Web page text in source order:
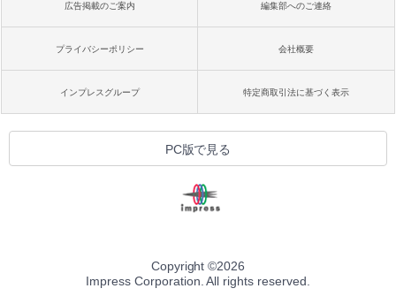
広告掲載のご案内 編集部へのご連絡
プライバシーポリシー 会社概要
インプレスグループ 特定商取引法に基づく表示
PC版で見る
Copyright ©2026
Impress Corporation. All rights reserved.